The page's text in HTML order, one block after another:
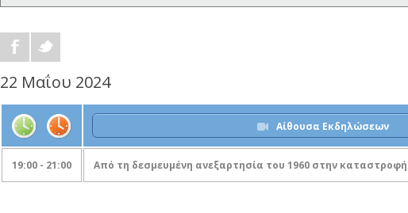
22 Μαΐου 2024
Αίθουσα Εκδηλώσεων
19:00 - 21:00 Από τη δεσμευμένη ανεξαρτησία του 1960 στην